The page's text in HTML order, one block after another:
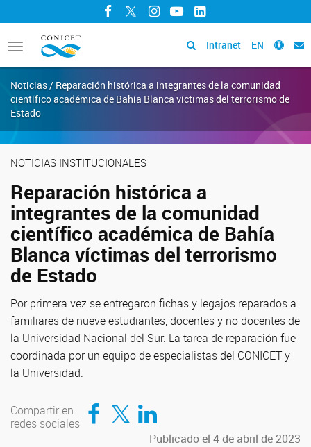
Facebook
TwitterInstagram
YouTubeLinkedIn
Toggle
navigation
Intranet EN
Noticias / Reparación histórica a integrantes de la comunidad
científico académica de Bahía Blanca víctimas del terrorismo de
Estado
NOTICIAS INSTITUCIONALES
Reparación histórica a
integrantes de la comunidad
científico académica de Bahía
Blanca víctimas del terrorismo
de Estado
Por primera vez se entregaron fichas y legajos reparados a
familiares de nueve estudiantes, docentes y no docentes de
la Universidad Nacional del Sur. La tarea de reparación fue
coordinada por un equipo de especialistas del CONICET y
la Universidad.
Compartir en
redes sociales
Compartir en Facebook
Compartir en TwitterCompartir en LinkedIn
Publicado el 4 de abril de 2023